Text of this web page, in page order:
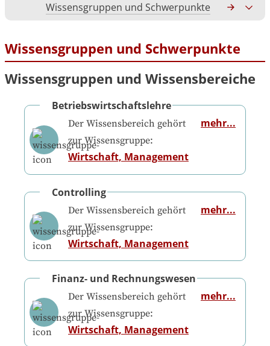
Wissensgruppen und Schwerpunkte
Wissensgruppen und Schwerpunkte
Wissensgruppen und Wissensbereiche
Betriebswirtschaftslehre
Der Wissensbereich gehört
zur Wissensgruppe:
Wirtschaft, Management
mehr...
Controlling
Der Wissensbereich gehört
zur Wissensgruppe:
Wirtschaft, Management
mehr...
Finanz- und Rechnungswesen
Der Wissensbereich gehört
zur Wissensgruppe:
Wirtschaft, Management
mehr...